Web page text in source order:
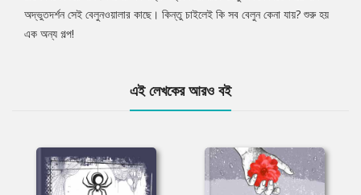
Article
অদ্ভুতদর্শন সেই বেলুনওয়ালার কাছে। কিন্তু চাইলেই কি সব বেলুন কেনা যায়? শুরু হয়
এক অন্য গল্প!
এই লেখকের আরও বই